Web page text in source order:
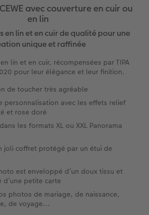
Panorama
Carré
de papier
de couvertures
relief
photo rétro carré
fine art
page photo
photo encadré
photo premium
de photos
photo
photo souvenirs
photo prestige
sur carton mousse
sur bois
murale encadrée
mural Fineline
créatifs
magnets
smartphones
cadeau
cadeau CEWE
créatifs
cadeaux
part de mariage
part de naissance
part d'anniversaire
part de communion
les thèmes
relief
décoration murale
pour votre livre photo
pour la photographie
myPhotos
photo
les enfants
les animaux
plus durables
CEWE avec couverture en cuir ou
en lin
en lin et en cuir de qualité pour une
unique et raffinée
lin et en cuir, récompensées par TIPA
pour leur élégance et leur finition.
de toucher très agréable
personnalisation avec les effets relief
et rose doré
les formats XL ou XXL Panorama
joli coffret protégé par un étui de
est enveloppé d’un doux tissu et
d’une petite carte
photos de mariage, de naissance,
de voyage...